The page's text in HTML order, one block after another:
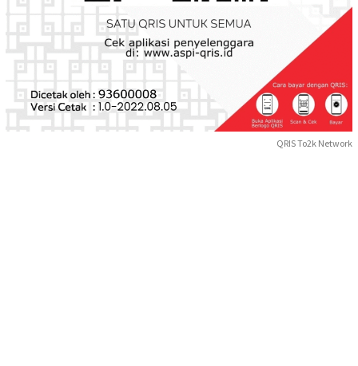
QRIS To2k Network